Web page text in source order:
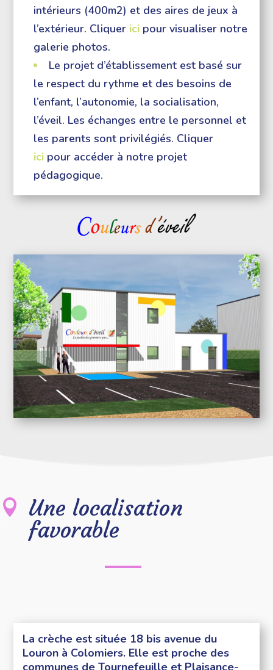
intérieurs (400m2) et des aires de jeux à
l’extérieur. Cliquer ici pour visualiser notre
galerie photos.
Le projet d’établissement est basé sur
le respect du rythme et des besoins de
l’enfant, l’autonomie, la socialisation,
l’éveil. Les échanges entre le personnel et
les parents sont privilégiés. Cliquer
ici pour accéder à notre projet
pédagogique.

Une localisation
favorable
La crèche est située 18 bis avenue du
Louron à Colomiers. Elle est proche des
communes de Tournefeuille et Plaisance-